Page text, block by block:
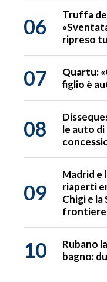
06
Truffa
ripreso
07
Quartu:
figlio è
08
le auto
09
Madrid e
riaperti
Chigi e
frontiere
10
Rubano
bagno: